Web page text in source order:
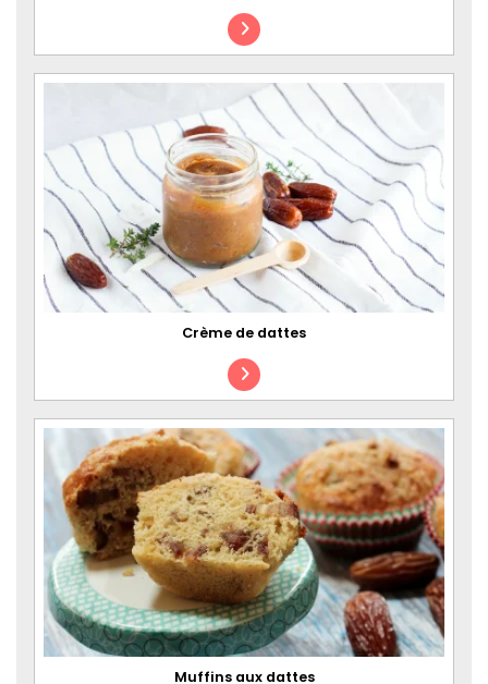
Crème de dattes
Muffins aux dattes